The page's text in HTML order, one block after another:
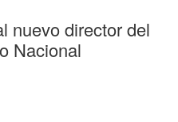
nuevo director del
Nacional